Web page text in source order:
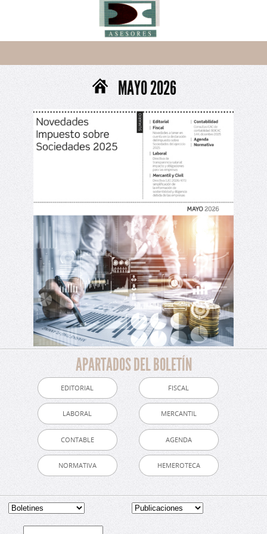
MAYO 2026
APARTADOS DEL BOLETÍN
EDITORIAL FISCAL
LABORAL MERCANTIL
CONTABLE AGENDA
NORMATIVA HEMEROTECA